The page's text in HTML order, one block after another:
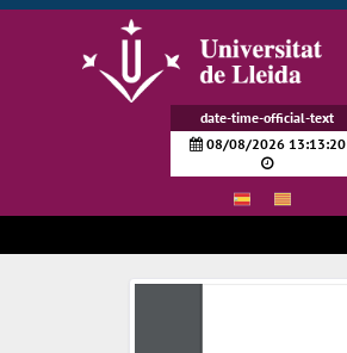
date-time-official-text
08/08/2026 13:13:20